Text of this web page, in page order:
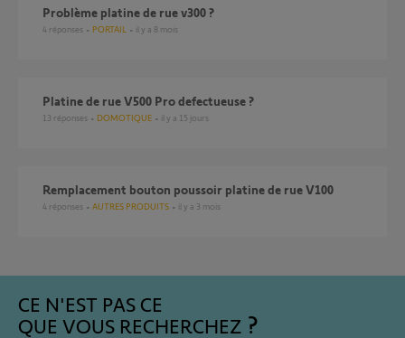
Problème platine de rue v300 ?
4 réponses PORTAIL il y a 8 mois
platine de rue V500 Pro defectueuse ?
13 réponses DOMOTIQUE il y a 15 jours
Remplacement bouton poussoir platine de rue V100
4 réponses AUTRES PRODUITS il y a 3 mois
CE N'EST PAS CE
QUE VOUS RECHERCHEZ